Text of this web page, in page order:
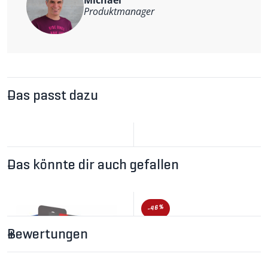
Kundenwerkstatt abgegeben werden. Die Schläuche
werden dem Recycling-Prozess von Schwalbe
übergeben. Weitere Informationen finden Sie in
Produktmanager
Das passt dazu
Das könnte dir auch gefallen
-46%
Bewertungen